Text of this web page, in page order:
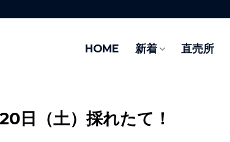
HOME 新着 直売所
日（土）採れたて！